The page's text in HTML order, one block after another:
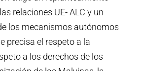
relaciones UE- ALC y un
los mecanismos autónomos
precisa el respeto a la
a los derechos de los